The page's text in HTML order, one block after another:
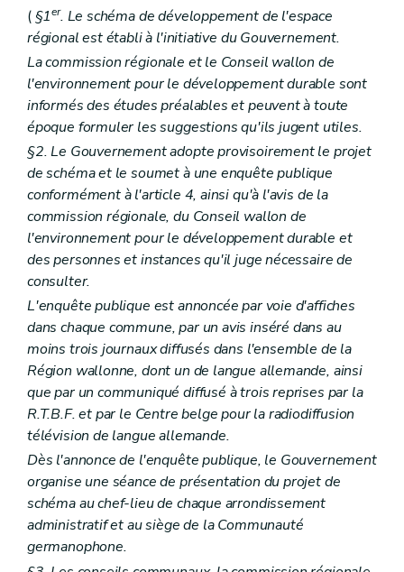
Art. 415/16
Art. 416
Chapitre XVIIquater
Règlement général sur les bâtisses en site rural
Art. 417
Art. 418
Art. 419
Art. 420
Art. 421
Art. 422
Art. 423
Art. 424
Art. 425
Art. 426
Art. 427
Art. 428
Art. 429
Chapitre XVIIquinquies
Règlement général d'urbanisme relatif aux enseignes et aux dispositifs de publicité
Art. 431
Art. 432
Art. 433
Art. 434
Art. 435
Art. 436
Art. 437
Art. 438
Art. 439
Art. 440
Art. 441
Art. 442
Chapitre XVIIsexies
Du règlement d'urbanisme sur la qualité acoustique de constructions dans les zones B, C et D des plans de développement à long terme des aéroports de Liège-Bierset et de Charleroi-Bruxelles Sud
Art. 442/1
( §1er. Le schéma de développement de l'espace
régional est établi à l'initiative du Gouvernement.
La commission régionale et le Conseil wallon de
l'environnement pour le développement durable sont
informés des études préalables et peuvent à toute
époque formuler les suggestions qu'ils jugent utiles.
§2. Le Gouvernement adopte provisoirement le projet
de schéma et le soumet à une enquête publique
conformément à l'article 4, ainsi qu'à l'avis de la
commission régionale, du Conseil wallon de
l'environnement pour le développement durable et
des personnes et instances qu'il juge nécessaire de
consulter.
L'enquête publique est annoncée par voie d'affiches
dans chaque commune, par un avis inséré dans au
moins trois journaux diffusés dans l'ensemble de la
Région wallonne, dont un de langue allemande, ainsi
que par un communiqué diffusé à trois reprises par la
R.T.B.F. et par le Centre belge pour la radiodiffusion
télévision de langue allemande.
Dès l'annonce de l'enquête publique, le Gouvernement
organise une séance de présentation du projet de
schéma au chef-lieu de chaque arrondissement
administratif et au siège de la Communauté
germanophone.